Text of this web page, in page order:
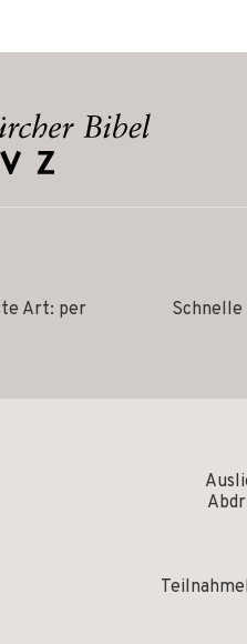
Art: per
Schnelle